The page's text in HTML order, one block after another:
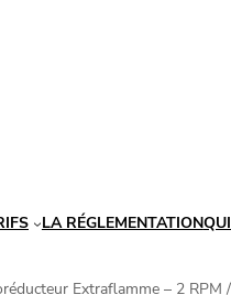
LA RÉGLEMENTATION
Extraflamme – 2 RPM